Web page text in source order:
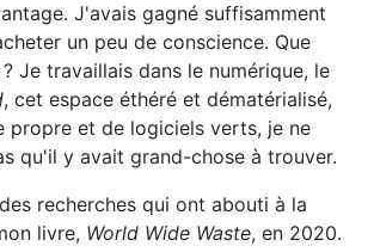
J'avais gagné suffisamment
un peu de conscience. Que
Je travaillais dans le numérique, le
, cet espace éthéré et dématérialisé,
propre et de logiciels verts, je ne
qu'il y avait grand-chose à trouver.
recherches qui ont abouti à la
livre, World Wide Waste, en 2020.